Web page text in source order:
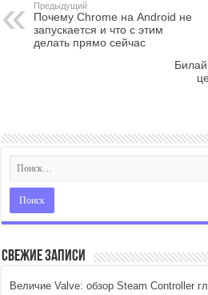
Предыдущий
Почему Chrome на Android не
запускается и что с этим
делать прямо сейчас
Свежие записи
Величие Valve: обзор Steam Controller